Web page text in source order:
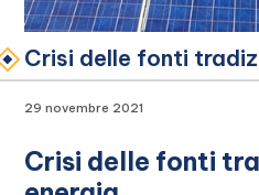
Crisi delle fonti
29 novembre 2021
Crisi delle fonti